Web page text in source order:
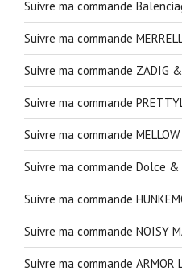
Suivre ma commande
Suivre ma commande
Suivre ma commande ZADIG
Suivre ma commande
Suivre ma commande MELLOW
Suivre ma commande Dolce &
Suivre ma commande
Suivre ma commande NOISY
Suivre ma commande ARMOR